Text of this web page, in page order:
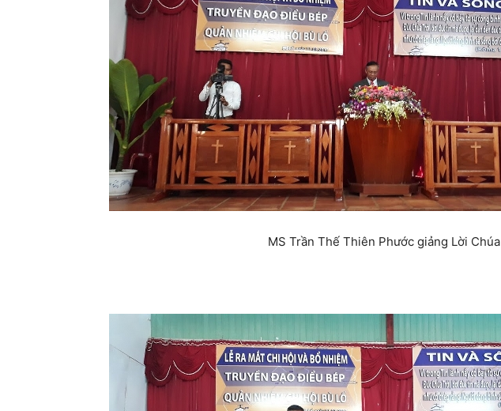
MS Trần Thế Thiên Phước giảng Lời Chúa